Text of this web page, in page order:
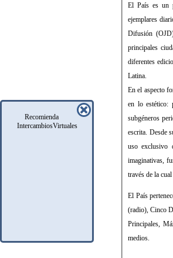
Recomienda
IntercambiosVirtuales
El País es un
ejemplares
Difusión
principales
diferentes
Latina.
En el aspecto
en lo estético:
subgéneros
escrita. Desde
uso exclusivo
imaginativas,
través de la
El País
(radio), Cinco
Principales,
medios.